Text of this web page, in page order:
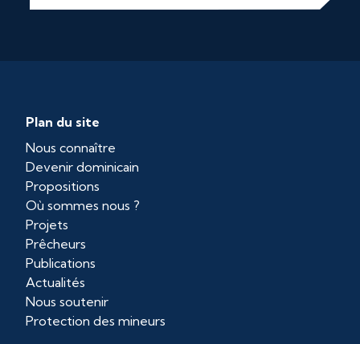
Plan du site
Nous connaître
Devenir dominicain
Propositions
Où sommes nous ?
Projets
Prêcheurs
Publications
Actualités
Nous soutenir
Protection des mineurs